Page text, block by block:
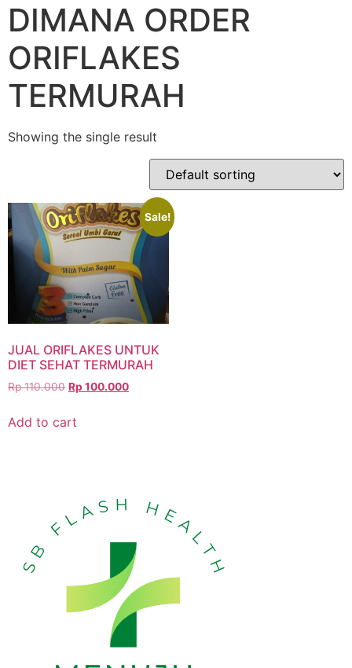
DIMANA ORDER
ORIFLAKES
TERMURAH
Showing the single result
Sale!
JUAL ORIFLAKES UNTUK
DIET SEHAT TERMURAH
Rp110.000 Rp 100.000
Add to cart